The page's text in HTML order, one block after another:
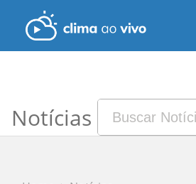
Notícias